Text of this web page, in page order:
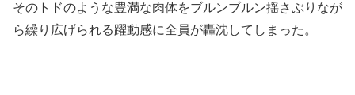
そのトドのような豊満な肉体をブルンブルン揺さぶりなが
ら繰り広げられる躍動感に全員が轟沈してしまった。